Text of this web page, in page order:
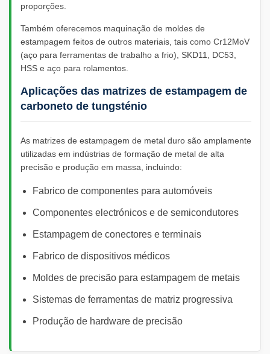
proporções.
Também oferecemos maquinação de moldes de
estampagem feitos de outros materiais, tais como Cr12MoV
(aço para ferramentas de trabalho a frio), SKD11, DC53,
HSS e aço para rolamentos.
Aplicações das matrizes de estampagem de
carboneto de tungsténio
As matrizes de estampagem de metal duro são amplamente
utilizadas em indústrias de formação de metal de alta
precisão e produção em massa, incluindo:
Fabrico de componentes para automóveis
Componentes electrónicos e de semicondutores
Estampagem de conectores e terminais
Fabrico de dispositivos médicos
Moldes de precisão para estampagem de metais
Sistemas de ferramentas de matriz progressiva
Produção de hardware de precisão